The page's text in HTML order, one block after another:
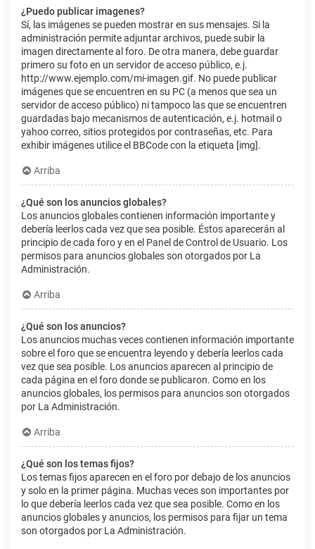
¿Puedo publicar imagenes?
Sí, las imágenes se pueden mostrar en sus mensajes. Si la
administración permite adjuntar archivos, puede subir la
imagen directamente al foro. De otra manera, debe guardar
primero su foto en un servidor de acceso público, e.j.
http://www.ejemplo.com/mi-imagen.gif. No puede publicar
imágenes que se encuentren en su PC (a menos que sea un
servidor de acceso público) ni tampoco las que se encuentren
guardadas bajo mecanismos de autenticación, e.j. hotmail o
yahoo correo, sitios protegidos por contraseñas, etc. Para
exhibir imágenes utilice el BBCode con la etiqueta [img].
Arriba
¿Qué son los anuncios globales?
Los anuncios globales contienen información importante y
debería leerlos cada vez que sea posible. Éstos aparecerán al
principio de cada foro y en el Panel de Control de Usuario. Los
permisos para anuncios globales son otorgados por La
Administración.
Arriba
¿Qué son los anuncios?
Los anuncios muchas veces contienen información importante
sobre el foro que se encuentra leyendo y debería leerlos cada
vez que sea posible. Los anuncios aparecen al principio de
cada página en el foro donde se publicaron. Como en los
anuncios globales, los permisos para anuncios son otorgados
por La Administración.
Arriba
¿Qué son los temas fijos?
Los temas fijos aparecen en el foro por debajo de los anuncios
y solo en la primer página. Muchas veces son importantes por
lo que debería leerlos cada vez que sea posible. Como en los
anuncios globales y anuncios, los permisos para fijar un tema
son otorgados por La Administración.